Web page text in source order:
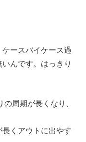
ースバイケース過
んです。はっきり
周期が長くなり、
くアウトに出やす